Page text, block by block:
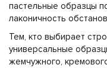
пастельные образцы
лаконичность
Тем, кто выбирает
универсальные
жемчужного,